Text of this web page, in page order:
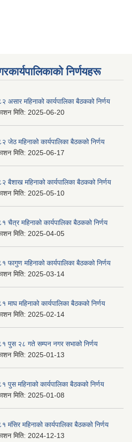
निर्णयहरू
असार महिनाको कार्यपालिका बैठकको निर्णय
मिति: 2025-06-20
जेठ महिनाको कार्यपालिका बैठकको निर्णय
मिति: 2025-06-17
बैशाख महिनाको कार्यपालिका बैठकको निर्णय
मिति: 2025-05-10
चैत्र महिनाको कार्यपालिका बैठकको निर्णय
मिति: 2025-04-05
फागुण महिनाको कार्यपालिका बैठकको निर्णय
मिति: 2025-03-14
माघ महिनाको कार्यपालिका बैठकको निर्णय
मिति: 2025-02-14
पुस २८ गते सम्प‍न नगर सभाको निर्णय
मिति: 2025-01-13
पुस महिनाको कार्यपालिका बैठकको निर्णय
मिति: 2025-01-08
मंसिर महिनाको कार्यपालिका बैठकको निर्णय
मिति: 2024-12-13